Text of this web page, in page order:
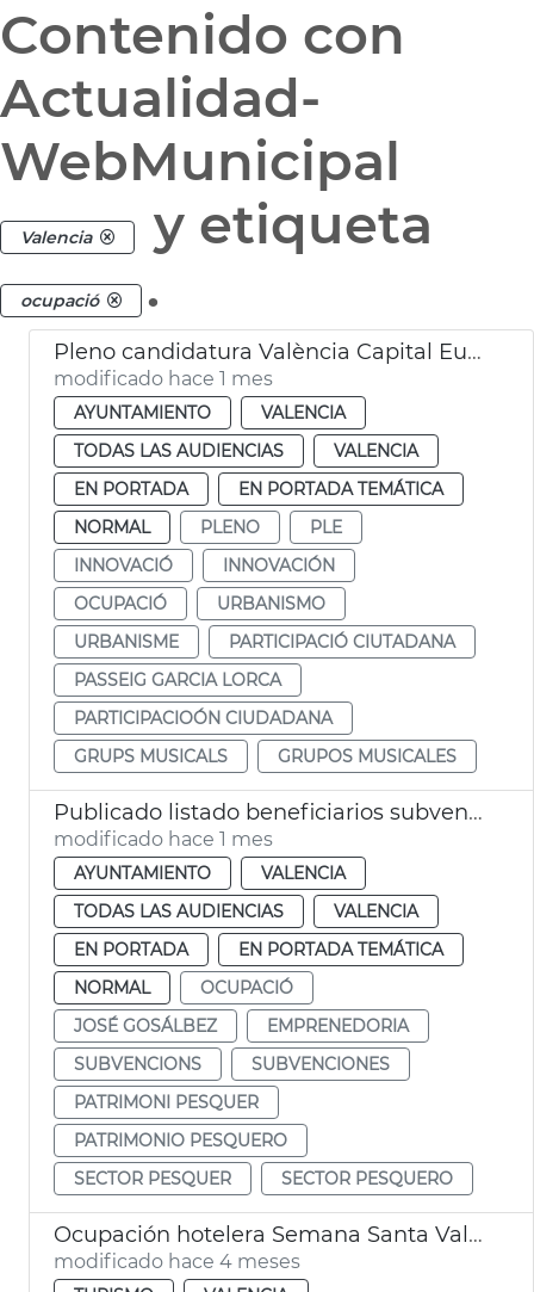
Contenido con
Actualidad-
WebMunicipal
Valencia y etiqueta
ocupació .
Pleno candidatura València Capital Europea Innovación
modificado hace 1 mes
AYUNTAMIENTO
VALENCIA
TODAS LAS AUDIENCIAS
VALENCIA
EN PORTADA
EN PORTADA TEMÁTICA
NORMAL
PLENO
PLE
INNOVACIÓ
INNOVACIÓN
OCUPACIÓ
URBANISMO
URBANISME
PARTICIPACIÓ CIUTADANA
PASSEIG GARCIA LORCA
PARTICIPACIOÓN CIUDADANA
GRUPS MUSICALS
GRUPOS MUSICALES
Publicado listado beneficiarios subvenciones patrimonio pesquero 2026 València
modificado hace 1 mes
AYUNTAMIENTO
VALENCIA
TODAS LAS AUDIENCIAS
VALENCIA
EN PORTADA
EN PORTADA TEMÁTICA
NORMAL
OCUPACIÓ
JOSÉ GOSÁLBEZ
EMPRENEDORIA
SUBVENCIONS
SUBVENCIONES
PATRIMONI PESQUER
PATRIMONIO PESQUERO
SECTOR PESQUER
SECTOR PESQUERO
Ocupación hotelera Semana Santa València
modificado hace 4 meses